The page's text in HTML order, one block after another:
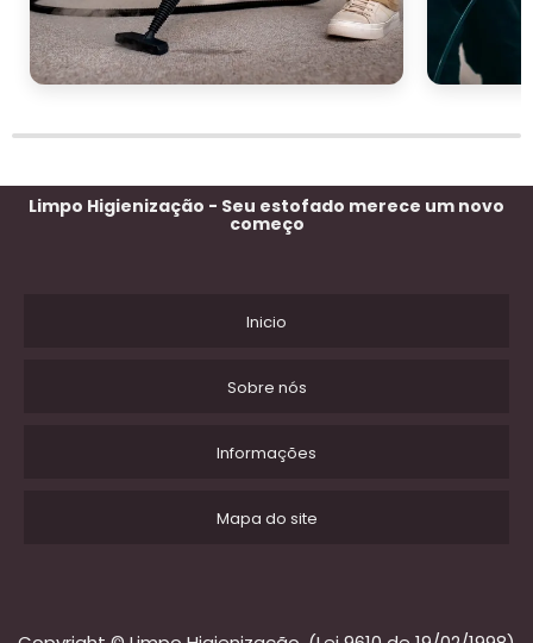
Limpo Higienização - Seu estofado merece um novo
começo
Inicio
Sobre nós
Informações
Mapa do site